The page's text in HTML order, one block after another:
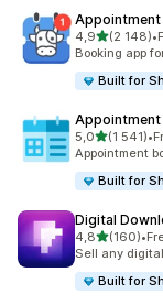
Appointment
4,9av 5(2 148)
Totalt 2148 •
Booking app
Built for
5,0av 5(1 541)
Totalt 1541 •
Appointment
Built for
Digital
4,8av 5(160)
Totalt 160 •
Sell any
Built for